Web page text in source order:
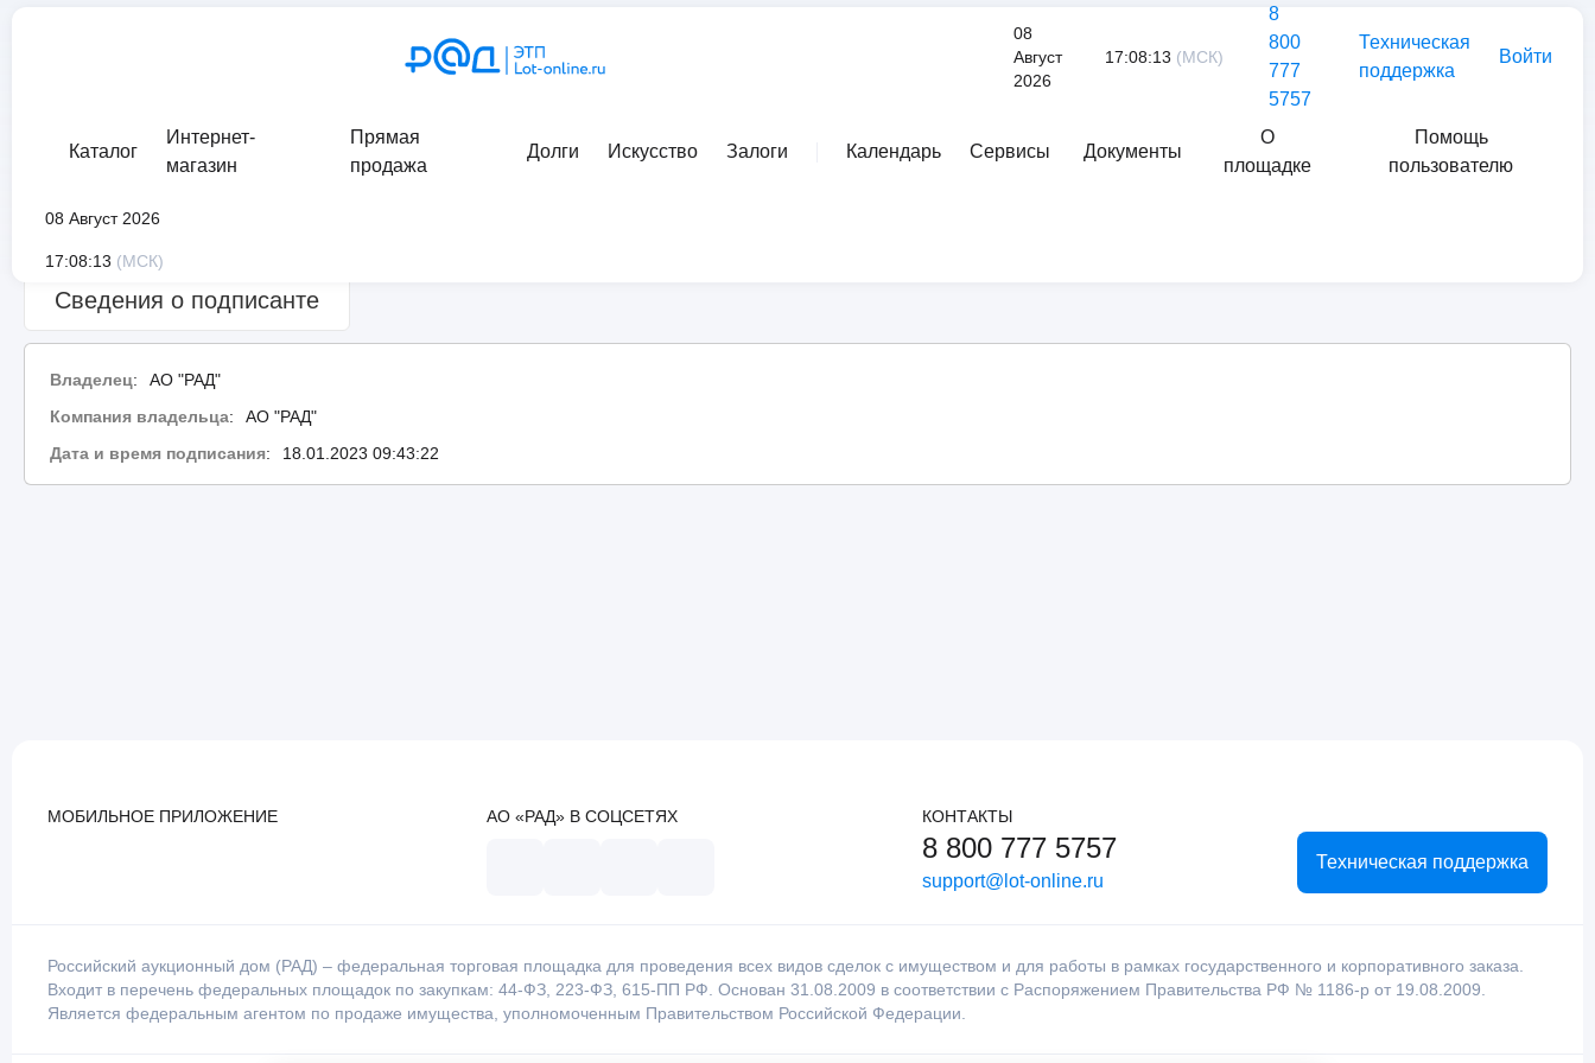
08
Август
2026
17:08:13 (МСК)
8
800
777
5757
Техническая
поддержка
Войти
Каталог
Интернет-
магазин
Прямая
продажа
Долги Искусство Залоги Календарь Сервисы Документы
О
площадке
Помощь
пользователю
08 Август 2026
17:08:13 (МСК)
Сведения о подписанте
Владелец:
АО "РАД"
Компания владельца:
АО "РАД"
Дата и время подписания: 18.01.2023 09:43:22
МОБИЛЬНОЕ ПРИЛОЖЕНИЕ АО «РАД» В СОЦСЕТЯХ КОНТАКТЫ
8 800 777 5757
support@lot-online.ru
Техническая поддержка
Российский аукционный дом (РАД) – федеральная торговая площадка для проведения всех видов сделок с имуществом и для работы в рамках государственного и корпоративного заказа.
Входит в перечень федеральных площадок по закупкам: 44-ФЗ, 223-ФЗ, 615-ПП РФ. Основан 31.08.2009 в соответствии с Распоряжением Правительства РФ № 1186-р от 19.08.2009.
Является федеральным агентом по продаже имущества, уполномоченным Правительством Российской Федерации.